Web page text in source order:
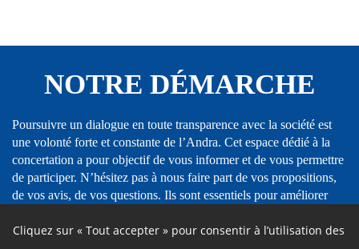
NOTRE DÉMARCHE
Poursuivre un dialogue en toute transparence avec la société est
une volonté forte et constante de l’Andra. Cet espace dédié à la
concertation a pour objectif de vous informer et de vous permettre
de participer. N’hésitez pas à nous faire part de vos propositions,
de vos avis, de vos questions. Ils sont essentiels pour améliorer
recueillies lors des réunions publiques et des différents ateliers.
Cliquez sur « Tout accepter » pour consentir à l’utilisation des